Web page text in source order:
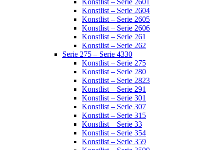
Konstlist – Serie 2601
Konstlist – Serie 2604
Konstlist – Serie 2605
Konstlist – Serie 2606
Konstlist – Serie 261
Konstlist – Serie 262
Serie 275 – Serie 4330
Konstlist – Serie 275
Konstlist – Serie 280
Konstlist – Serie 2823
Konstlist – Serie 291
Konstlist – Serie 301
Konstlist – Serie 307
Konstlist – Serie 315
Konstlist – Serie 33
Konstlist – Serie 354
Konstlist – Serie 359